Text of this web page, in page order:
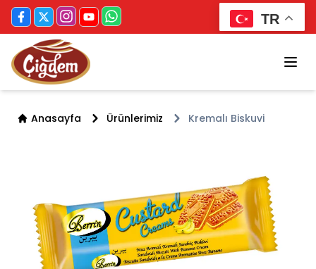
TR
Anasayfa Ürünlerimiz Kremalı Biskuvi